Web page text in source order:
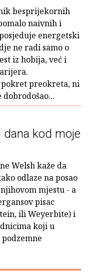
besprijekornih
naivnih i
energetski
ne radi samo o
iz hobija, već i
preokreta, ni
dana kod moje
Welsh kaže da
odlaze na posao
mjestu - a
pisac
ili Weyerbite) i
koji u